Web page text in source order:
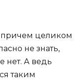
причем целиком
не знать,
нет. А ведь
таким